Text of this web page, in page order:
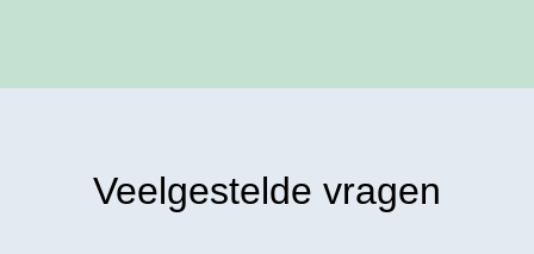
Veelgestelde vragen